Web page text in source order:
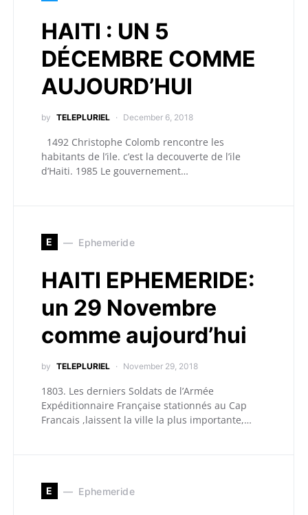
HAITI : UN 5
DÉCEMBRE COMME
AUJOURD’HUI
by TELEPLURIEL December 6, 2018
1492 Christophe Colomb rencontre les
habitants de l’ile. c’est la decouverte de l’ile
d’Haiti. 1985 Le gouvernement…
E Ephemeride
HAITI EPHEMERIDE:
un 29 Novembre
comme aujourd’hui
by TELEPLURIEL November 29, 2018
1803. Les derniers Soldats de l’Armée
Expéditionnaire Française stationnés au Cap
Francais ,laissent la ville la plus importante,…
E Ephemeride